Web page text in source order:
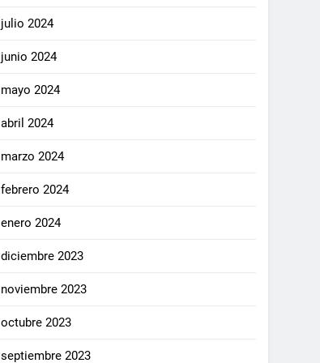
julio 2024
junio 2024
mayo 2024
abril 2024
marzo 2024
febrero 2024
enero 2024
diciembre 2023
noviembre 2023
octubre 2023
septiembre 2023